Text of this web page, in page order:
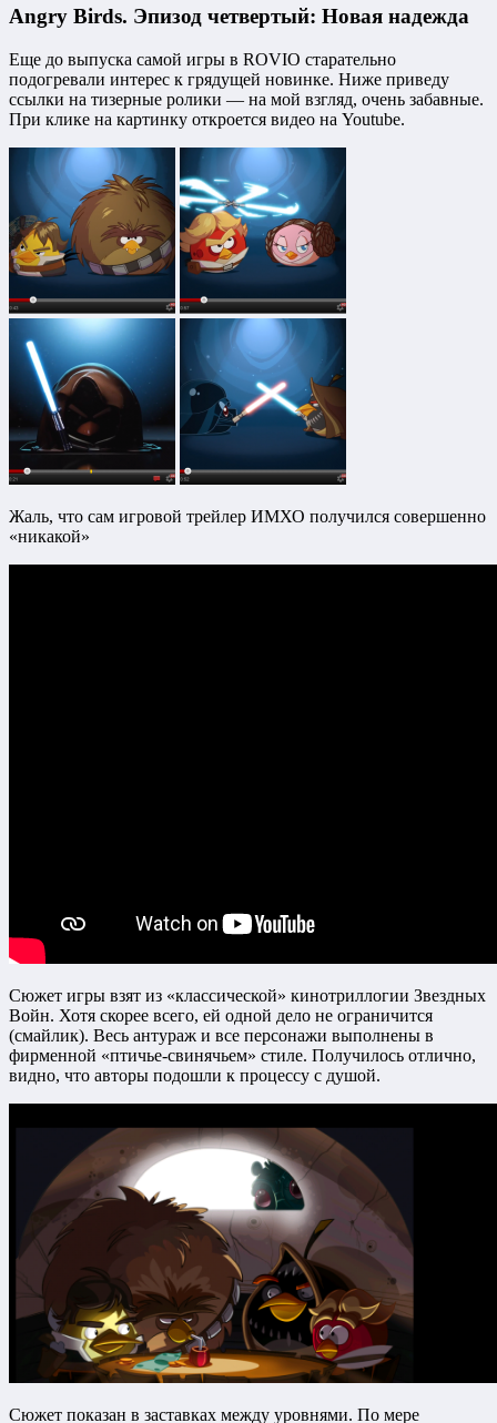
Angry Birds. Эпизод четвертый: Новая надежда
Еще до выпуска самой игры в ROVIO старательно
подогревали интерес к грядущей новинке. Ниже приведу
ссылки на тизерные ролики — на мой взгляд, очень забавные.
При клике на картинку откроется видео на Youtube.
Жаль, что сам игровой трейлер ИМХО получился совершенно
«никакой»
Сюжет игры взят из «классической» кинотриллогии Звездных
Войн. Хотя скорее всего, ей одной дело не ограничится
(смайлик). Весь антураж и все персонажи выполнены в
фирменной «птичье-свинячьем» стиле. Получилось отлично,
видно, что авторы подошли к процессу с душой.
Сюжет показан в заставках между уровнями. По мере